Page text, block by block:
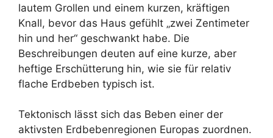
lautem Grollen und einem kurzen, kräftigen
Knall, bevor das Haus gefühlt „zwei Zentimeter
hin und her“ geschwankt habe. Die
Beschreibungen deuten auf eine kurze, aber
heftige Erschütterung hin, wie sie für relativ
flache Erdbeben typisch ist.
Tektonisch lässt sich das Beben einer der
aktivsten Erdbebenregionen Europas zuordnen.